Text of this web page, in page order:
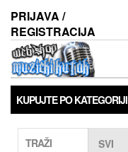
sadržaj
PRIJAVA /
REGISTRACIJA
KUPUJTE PO KATEGORIJI
TRAŽI